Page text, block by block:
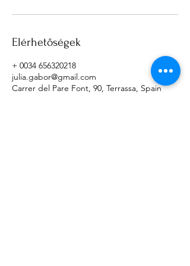
Elérhetőségek
+ 0034 656320218
julia.gabor@gmail.com
Carrer del Pare Font, 90, Terrassa, Spain